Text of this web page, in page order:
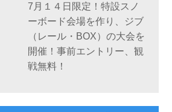
7月１４日限定！特設スノ
ーボード会場を作り、ジブ
（レール・BOX）の大会を
開催！事前エントリー、観
戦無料！